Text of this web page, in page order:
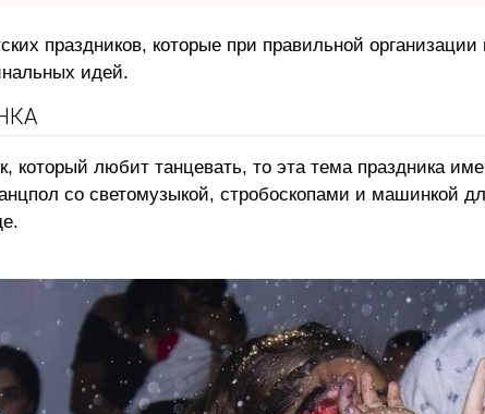
праздников, которые при правильной
идей.
который любит танцевать, то эта тема праздника
со светомузыкой, стробоскопами и машинкой